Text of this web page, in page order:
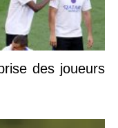
des joueurs